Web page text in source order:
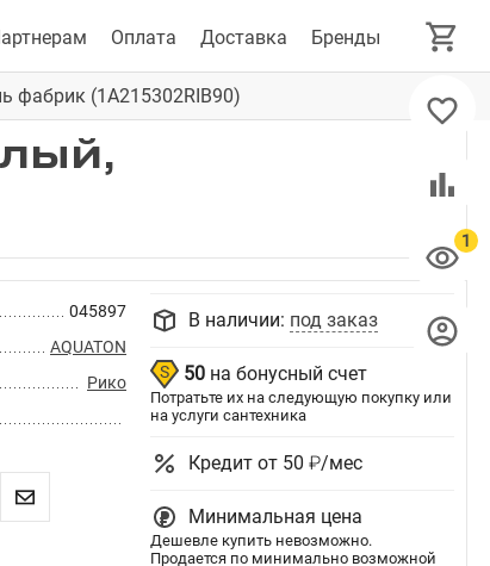
Оплата Доставка Бренды
фабрик (1A215302RIB90)
045897
AQUATON
Рико
В наличии: под заказ
50 на бонусный счет
Потратьте их на следующую покупку или
на услуги сантехника
Кредит от 50 ₽/мес
Минимальная цена
Дешевле купить невозможно.
Продается по минимально возможной